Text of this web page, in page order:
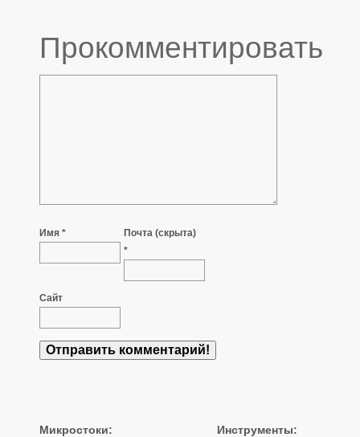
Прокомментировать
Имя *
Почта (скрыта)
*
Сайт
Микростоки: Инструменты: